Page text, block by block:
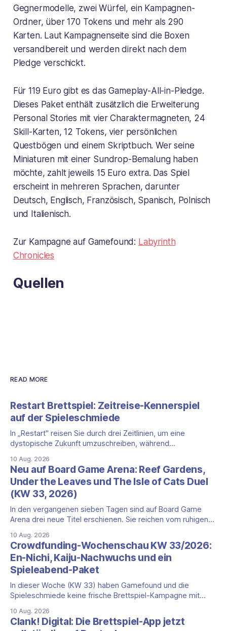
Gegnermodelle, zwei Würfel, ein Kampagnen-
Ordner, über 170 Tokens und mehr als 290
Karten. Laut Kampagnenseite sind die Boxen
versandbereit und werden direkt nach dem
Pledge verschickt.
Für 119 Euro gibt es das Gameplay-All-in-Pledge.
Dieses Paket enthält zusätzlich die Erweiterung
Personal Stories mit vier Charaktermagneten, 24
Skill-Karten, 12 Tokens, vier persönlichen
Questbögen und einem Skriptbuch. Wer seine
Miniaturen mit einer Sundrop-Bemalung haben
möchte, zahlt jeweils 15 Euro extra. Das Spiel
erscheint in mehreren Sprachen, darunter
Deutsch, Englisch, Französisch, Spanisch, Polnisch
und Italienisch.
Zur Kampagne auf Gamefound: Labyrinth
Chronicles
Quellen
READ MORE
Restart Brettspiel: Zeitreise-Kennerspiel
auf der Spieleschmiede
In „Restart" reisen Sie durch drei Zeitlinien, um eine
dystopische Zukunft umzuschreiben, während
Die deutsche Ausgabe dieses kompetitiven Zeitreise-
Kennerspiels läuft aktuell als Kampagne auf der
Spieleschmiede, und der Snapshot dieser Vorstellung zeigt
eine bereits finanzierte, aber knapp terminierte Aktion.
Worum es geht Restart
10 Aug. 2026
Neu auf Board Game Arena: Reef Gardens,
Under the Leaves und The Isle of Cats Duel
(KW 33, 2026)
In den vergangenen sieben Tagen sind auf Board Game
Arena drei neue Titel erschienen. Sie reichen vom ruhigen
Zweipersonen-Duell auf hoher See. Zwei davon benötigen
ein Premium-Abo, eines lässt sich kostenlos spielen. Reef
Gardens Reef Gardens ist seit dem 7. August
10 Aug. 2026
Crowdfunding-Wochenschau KW 33/2026:
En-Nichi, Kaiju-Nachwuchs und ein
Spieleabend-Paket
In dieser Woche (KW 33) haben Gamefound und die
Spieleschmiede keine frische Brettspiel-Kampagne mit
dagegen laufen gleich drei Projekte aus derselben
Startwelle vom 14. Juli auf ihr Ende am 13. August zu. Alle
10 Aug. 2026
Clank! Digital: Die Brettspiel-App jetzt